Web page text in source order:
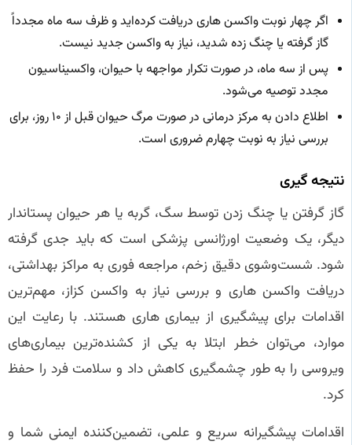
اگر چهار نوبت واکسن هاری دریافت کرده‌اید و ظرف سه ماه مجدداً
گاز گرفته یا چنگ زده شدید، نیاز به واکسن جدید نیست.
پس از سه ماه، در صورت تکرار مواجهه با حیوان، واکسیناسیون
مجدد توصیه می‌شود.
اطلاع دادن به مرکز درمانی در صورت مرگ حیوان قبل از ۱۰ روز، برای
بررسی نیاز به نوبت چهارم ضروری است.
نتیجه‌ گیری
گاز گرفتن یا چنگ زدن توسط سگ، گربه یا هر حیوان پستاندار
دیگر، یک وضعیت اورژانسی پزشکی است که باید جدی گرفته
شود. شست‌وشوی دقیق زخم، مراجعه فوری به مراکز بهداشتی،
دریافت واکسن هاری و بررسی نیاز به واکسن کزاز، مهم‌ترین
اقدامات برای پیشگیری از بیماری هاری هستند. با رعایت این
موارد، می‌توان خطر ابتلا به یکی از کشنده‌ترین بیماری‌های
ویروسی را به طور چشمگیری کاهش داد و سلامت فرد را حفظ
کرد.
اقدامات پیشگیرانه سریع و علمی، تضمین‌کننده ایمنی شما و